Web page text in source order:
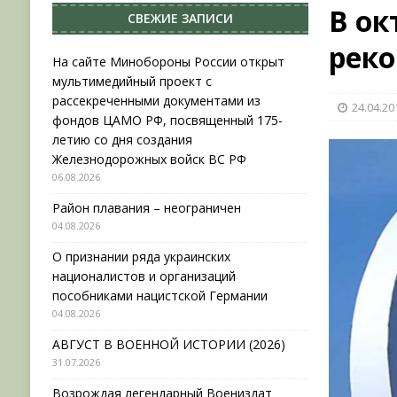
НОВОСТИ
[ 31.07.2026 ]
АВГУСТ В ВОЕННОЙ ИСТОРИИ
[ 19.07.2026 ]
[ 06.08.2026 ] На сайте Минобороны России
фондов ЦАМО РФ, посвященный 175-летию со
В
СВЕЖИЕ ЗАПИСИ
На сайте Минобороны России открыт
мультимедийный проект с
рассекреченными документами из
фондов ЦАМО РФ, посвященный 175-
летию со дня создания
Железнодорожных войск ВС РФ
06.08.2026
Район плавания – неограничен
04.08.2026
О признании ряда украинских
националистов и организаций
пособниками нацистской Германии
04.08.2026
АВГУСТ В ВОЕННОЙ ИСТОРИИ (2026)
31.07.2026
Возрождая легендарный Воениздат